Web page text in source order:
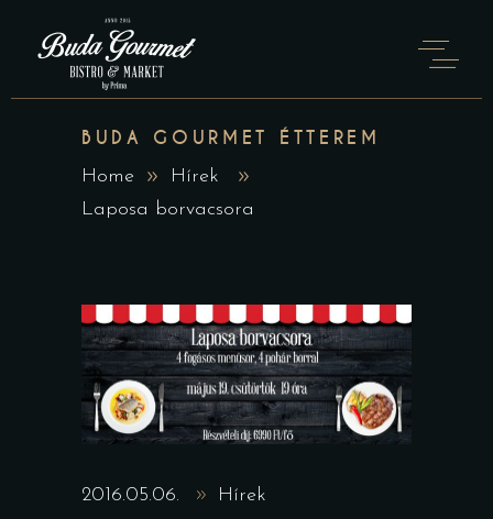
BUDA GOURMET ÉTTEREM
Home
Hírek
Laposa borvacsora
2016.05.06. Hírek